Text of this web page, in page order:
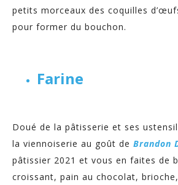
petits morceaux des coquilles
pour former du bouchon.
Farine
Doué de la pâtisserie et ses
la viennoiserie au goût de Brandon
pâtissier 2021 et vous en faites de
croissant, pain au chocolat,